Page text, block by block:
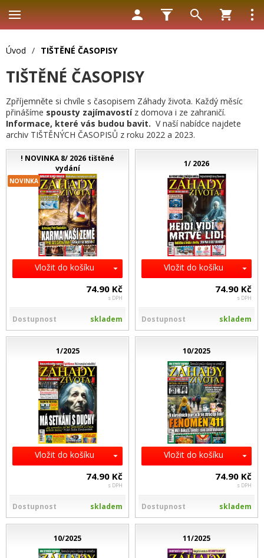
Úvod / TIŠTĚNÉ ČASOPISY
TIŠTĚNÉ ČASOPISY
Zpříjemněte si chvíle s časopisem Záhady života. Každý měsíc
přinášíme spousty zajímavostíz domova i ze zahraničí.
Informace, které vás budou bavit. V naší nabídce najdete
archiv TIŠTĚNÝCH ČASOPISŮ z roku 2022 a 2023.
! NOVINKA 8/ 2026 tištěné
vydání
NOVINKA
Vložit do košíku
74.90 Kč
s DPH
Dostupnost skladem
1/ 2026
Vložit do košíku
74.90 Kč
s DPH
Dostupnost skladem
1/2025
Vložit do košíku
74.90 Kč
s DPH
Dostupnost skladem
10/2025
Vložit do košíku
74.90 Kč
s DPH
Dostupnost skladem
10/2025 11/2025